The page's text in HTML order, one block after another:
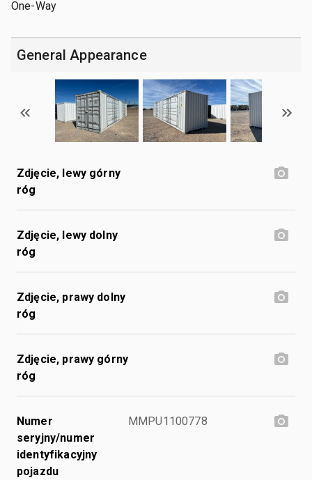
One-Way
General Appearance
Zdjęcie, lewy górny
róg
Zdjęcie, lewy dolny
róg
Zdjęcie, prawy dolny
róg
Zdjęcie, prawy górny
róg
Numer
seryjny/numer
identyfikacyjny
pojazdu
MMPU1100778